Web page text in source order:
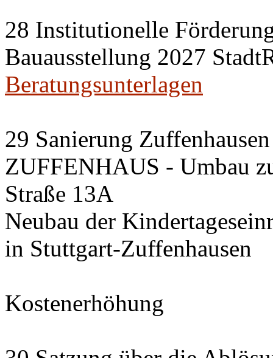
28 Institutionelle
Bauausstellung 2027
Beratungsunterlagen
29 Sanierung
ZUFFENHAUS - Umbau
Straße 13A
Neubau der
in Stuttgart-Zuffenhausen
Kostenerhöhung